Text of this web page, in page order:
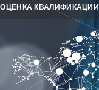
ОЦЕНКА КВАЛИФИКАЦИИ